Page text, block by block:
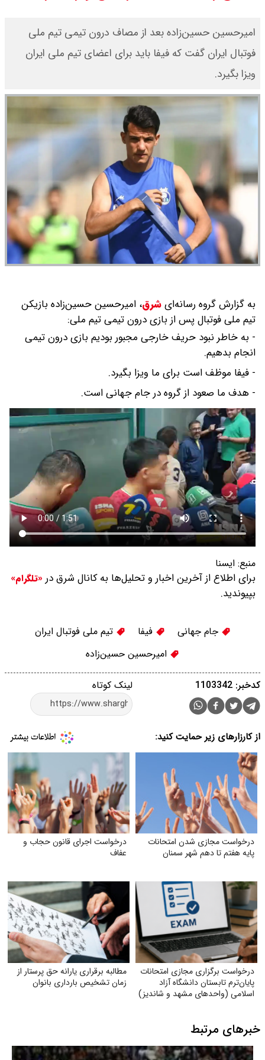
قیمت طلا ۱۸ عیار امروز جمعه ۱۶ مرداد
۱۴۰۵ اعلام شد/ طلا بر مدار صعود
/ نفت صعودی شد + جدول
امیرحسین حسین‌زاده بعد از مصاف درون‌ تیمی تیم ملی
فوتبال‌ ایران گفت که فیفا باید برای اعضای تیم ملی ایران
ویزا بگیرد.
به گزارش گروه رسانه‌ایشرق، امیرحسین حسین‌زاده بازیکن‌
تیم ملی فوتبال پس از بازی درون تیمی تیم ملی:
- به خاطر نبود حریف‌ خارجی مجبور بودیم بازی درون تیمی
انجام بدهیم.
- فیفا موظف است برای ما ویزا بگیرد.
- هدف ما صعود از گروه در جام جهانی است.
منبع: ايسنا
برای اطلاع از آخرین اخبار و تحلیل‌ها به کانال شرق در «تلگرام»
بپیوندید.
جام جهانی فیفا
تیم ملی فوتبال ایران
امیرحسین حسین‌زاده
لینک کوتاه کدخبر: 1103342
از کارزارهای زیر حمایت کنید:
درخواست مجازی شدن امتحانات
پایه هفتم تا دهم شهر سمنان
درخواست اجرای قانون حجاب و
عفاف
درخواست برگزاری مجازی امتحانات
پایان‌ترم تابستان دانشگاه آزاد
اسلامی (واحدهای مشهد و شاندیز)
مطالبه برقراری یارانه حق پرستار از
زمان تشخیص بارداری بانوان
خبرهای مرتبط